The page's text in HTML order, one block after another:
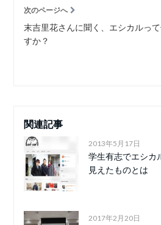
次のページへ
末吉里花さんに聞く、エシカルっ
すか？
関連記事
2013年5月17日
学生有志でエシカ
見えたものとは
2017年2月20日